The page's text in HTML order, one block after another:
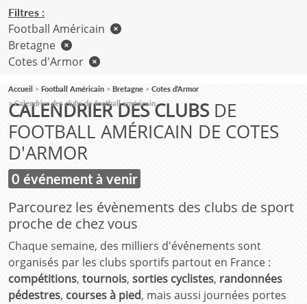
CALENDRIER DES CLUBS DE
FOOTBALL AMÉRICAIN DE COTES
D'ARMOR
0 événement à venir
Parcourez les évènements des clubs de sport
proche de chez vous
Chaque semaine, des milliers d'événements sont
organisés par les clubs sportifs partout en France :
compétitions, tournois, sorties cyclistes, randonnées
pédestres, courses à pied, mais aussi journées portes
Filtres :
Football Américain
Bretagne
Cotes d'Armor
Accueil Football Américain Bretagne
Cotes d'Armor
Calendrier des clubs de football américain